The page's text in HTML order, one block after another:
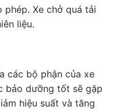
phép. Xe chở quá tải
liệu.
các bộ phận của xe
bảo dưỡng tốt sẽ gặp
hiệu suất và tăng